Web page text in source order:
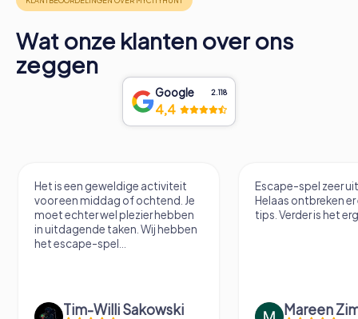
Wat onze klanten over ons
zeggen
Google 2.118
4,4
Escape-spel zeer uitdagend.
Helaas ontbreken er een paar
tips. Verder is het erg leuk.
Mareen Zimmermann
Hele coole VR
Fabian